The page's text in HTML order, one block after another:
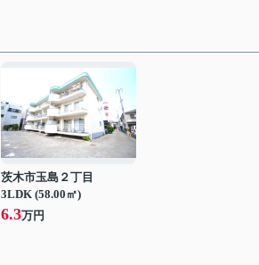
茨木市玉島２丁目
3LDK (58.00㎡)
6.3万円